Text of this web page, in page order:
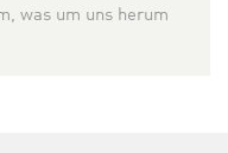
was um uns herum